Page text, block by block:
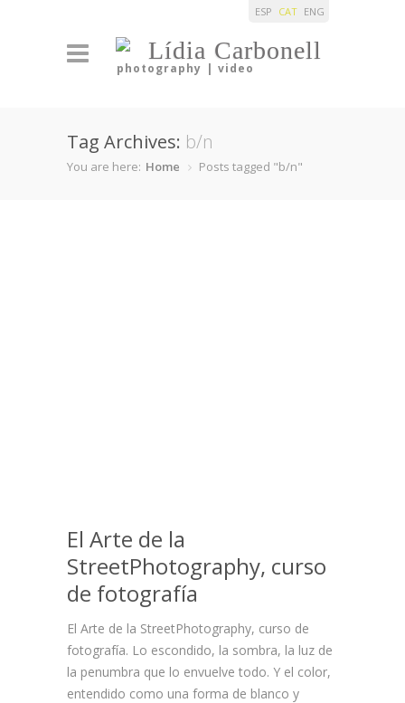
Lídia Carbonell
photography | video
ESP CAT ENG
Tag Archives: b/n
You are here: Home Posts tagged "b/n"
El Arte de la
StreetPhotography, curso
de fotografía
El Arte de la StreetPhotography, curso de
fotografía. Lo escondido, la sombra, la luz de
la penumbra que lo envuelve todo. Y el color,
entendido como una forma de blanco y